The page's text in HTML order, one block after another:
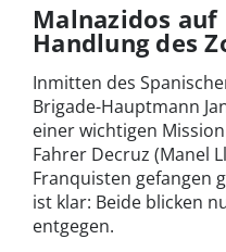
Malnazidos
Handlung des
Inmitten des
Brigade-Hauptmann
einer wichtigen
Fahrer Decruz (Manel
Franquisten gefangen
ist klar: Beide blicken
entgegen.